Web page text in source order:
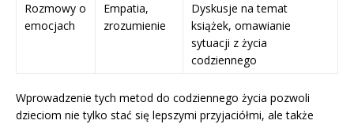
Rozmowy o
emocjach
Empatia,
zrozumienie
Dyskusje na temat
książek, omawianie
sytuacji z życia
codziennego
Wprowadzenie tych metod do codziennego życia pozwoli
dzieciom nie tylko stać się lepszymi przyjaciółmi, ale także